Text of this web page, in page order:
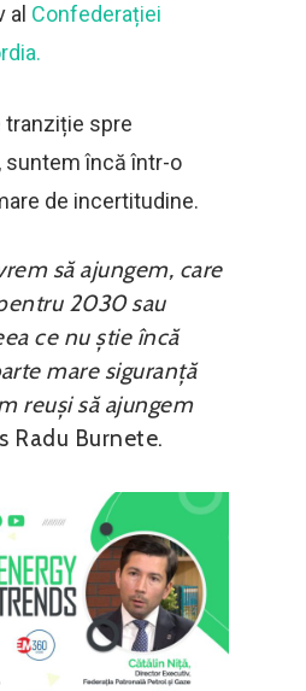
al Confederației
tranziție spre
suntem încă într-o
de incertitudine.
să ajungem, care
2030 sau
ce nu știe încă
mare siguranță
reuși să ajungem
Radu Burnete.